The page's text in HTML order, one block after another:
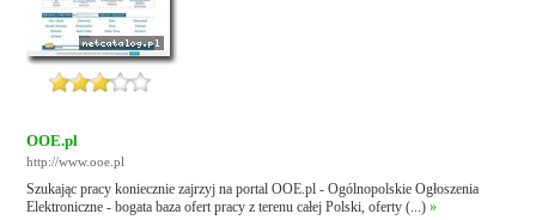
OOE.pl
http://www.ooe.pl
Szukając pracy koniecznie zajrzyj na portal OOE.pl - Ogólnopolskie Ogłoszenia
Elektroniczne - bogata baza ofert pracy z terenu całej Polski, oferty (...)»